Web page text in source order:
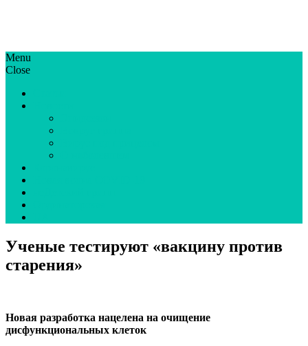
ГрипЮА: симптоми і лікування | Все про грип в Україні
Все про грип в Україні та Києві, профілактика грипу.
Menu
Close
Ученые тестируют «вакцину против
старения»
Новая разработка нацелена на очищение
дисфункциональных клеток